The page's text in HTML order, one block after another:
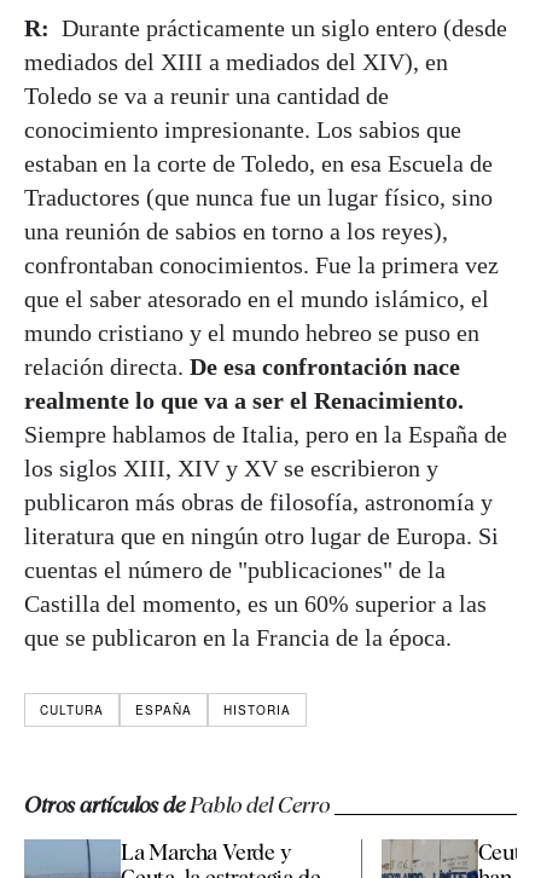
R: Durante prácticamente un siglo entero (desde
mediados del XIII a mediados del XIV), en
Toledo se va a reunir una cantidad de
conocimiento impresionante. Los sabios que
estaban en la corte de Toledo, en esa Escuela de
Traductores (que nunca fue un lugar físico, sino
una reunión de sabios en torno a los reyes),
confrontaban conocimientos. Fue la primera vez
que el saber atesorado en el mundo islámico, el
mundo cristiano y el mundo hebreo se puso en
relación directa. De esa confrontación nace
realmente lo que va a ser el Renacimiento.
Siempre hablamos de Italia, pero en la España de
los siglos XIII, XIV y XV se escribieron y
publicaron más obras de filosofía, astronomía y
literatura que en ningún otro lugar de Europa. Si
cuentas el número de "publicaciones" de la
Castilla del momento, es un 60% superior a las
que se publicaron en la Francia de la época.
CULTURA ESPAÑA HISTORIA
Otros artículos dePablo del Cerro
La Marcha Verde y
Ceuta